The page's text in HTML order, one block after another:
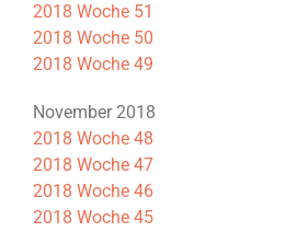
2018 Woche 51
2018 Woche 50
2018 Woche 49
November 2018
2018 Woche 48
2018 Woche 47
2018 Woche 46
2018 Woche 45